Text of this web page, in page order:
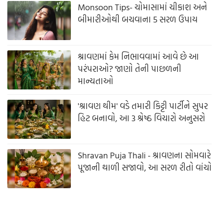
Monsoon Tips- ચોમાસામાં ચીકાશ અને
બીમારીઓથી બચવાના 5 સરળ ઉપાય
શ્રાવણમાં કેમ નિભાવવામાં આવે છે આ
પરંપરાઓ? જાણો તેની પાછળની
માન્યતાઓ
'શ્રાવણ થીમ' વડે તમારી કિટ્ટી પાર્ટીને સુપર
હિટ બનાવો, આ 3 શ્રેષ્ઠ વિચારો અનુસરો
Shravan Puja Thali - શ્રાવણના સોમવારે
પૂજાની થાળી સજાવો, આ સરળ રીતો વાંચો